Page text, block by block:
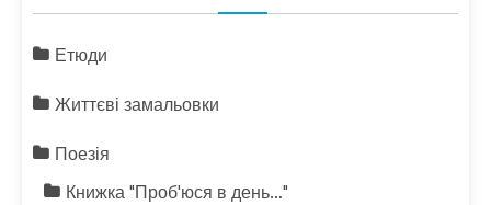
Етюди
Життєві замальовки
Поезія
Книжка "Проб'юся в день…"